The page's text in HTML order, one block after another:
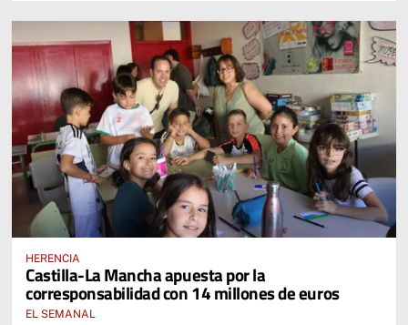
HERENCIA
Castilla-La Mancha apuesta por la
corresponsabilidad con 14 millones de euros
EL SEMANAL